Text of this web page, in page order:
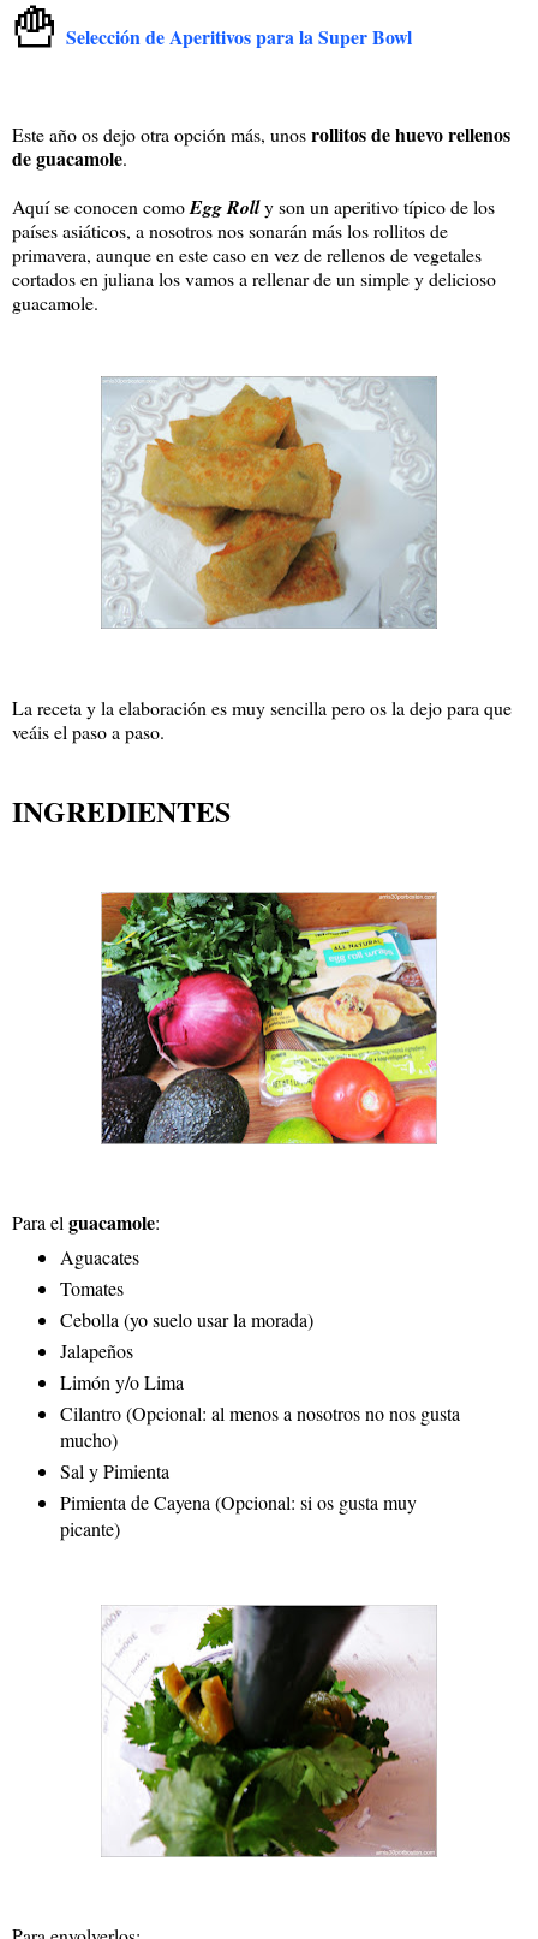
🍟 Selección de Aperitivos para la Super Bowl
Este año os dejo otra opción más, unosrollitos de huevo rellenos
de guacamole.
Aquí se conocen comoEgg Rolly son un aperitivo típico de los
países asiáticos, a nosotros nos sonarán más los rollitos de
primavera, aunque en este caso en vez de rellenos de vegetales
cortados en juliana los vamos a rellenar de un simple y delicioso
guacamole.
La receta y la elaboración es muy sencilla pero os la dejo para que
veáis el paso a paso.
INGREDIENTES
Para elguacamole:
Aguacates
Tomates
Cebolla (yo suelo usar la morada)
Jalapeños
Limón y/o Lima
Cilantro (Opcional: al menos a nosotros no nos gusta
mucho)
Sal y Pimienta
Pimienta de Cayena (Opcional: si os gusta muy
picante)